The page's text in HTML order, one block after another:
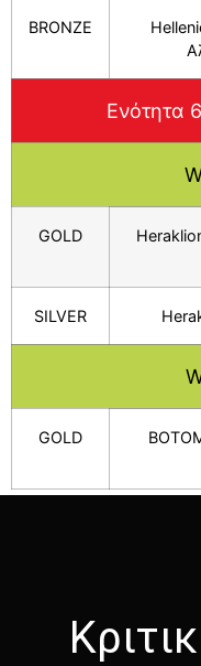
BRONZE
Ενότητα
GOLD
SILVER
GOLD